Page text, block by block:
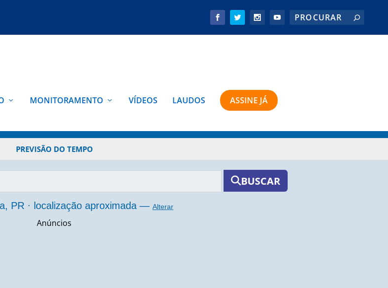
MONITORAMENTO VÍDEOS LAUDOS ASSINE JÁ
PREVISÃO DO TEMPO
BUSCAR
PR · localização aproximada — Alterar
Anúncios